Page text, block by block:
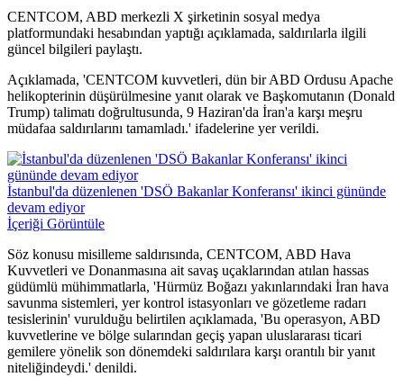
CENTCOM, ABD merkezli X şirketinin sosyal medya
platformundaki hesabından yaptığı açıklamada, saldırılarla ilgili
güncel bilgileri paylaştı.
Açıklamada, 'CENTCOM kuvvetleri, dün bir ABD Ordusu Apache
helikopterinin düşürülmesine yanıt olarak ve Başkomutanın (Donald
Trump) talimatı doğrultusunda, 9 Haziran'da İran'a karşı meşru
müdafaa saldırılarını tamamladı.' ifadelerine yer verildi.
İstanbul'da düzenlenen 'DSÖ Bakanlar Konferansı' ikinci gününde
devam ediyor
İçeriği Görüntüle
Söz konusu misilleme saldırısında, CENTCOM, ABD Hava
Kuvvetleri ve Donanmasına ait savaş uçaklarından atılan hassas
güdümlü mühimmatlarla, 'Hürmüz Boğazı yakınlarındaki İran hava
savunma sistemleri, yer kontrol istasyonları ve gözetleme radarı
tesislerinin' vurulduğu belirtilen açıklamada, 'Bu operasyon, ABD
kuvvetlerine ve bölge sularından geçiş yapan uluslararası ticari
gemilere yönelik son dönemdeki saldırılara karşı orantılı bir yanıt
niteliğindeydi.' denildi.